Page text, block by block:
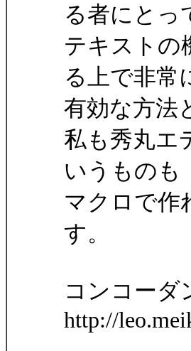
る者にとっ
テキストの
る上で非常
有効な方法
私も秀丸エ
いうものも
マクロで作
す。
コンコーダ
http://